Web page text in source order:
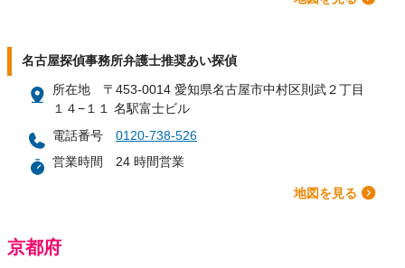
名古屋探偵事務所弁護士推奨あい探偵
所在地
〒453-0014 愛知県名古屋市中村区則武２丁目
１４−１１ 名駅富士ビル
電話番号
0120-738-526
営業時間
24 時間営業
地図を見る
京都府